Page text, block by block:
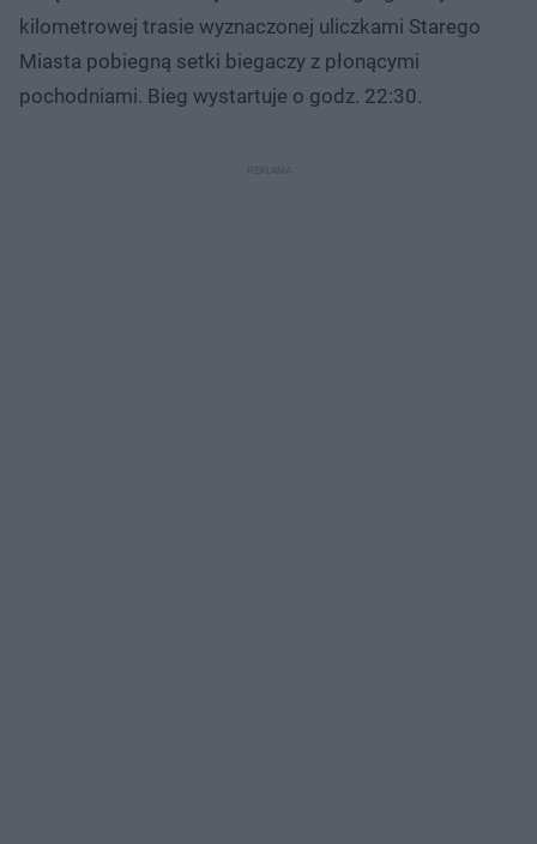
kilometrowej trasie wyznaczonej uliczkami Starego
Miasta pobiegną setki biegaczy z płonącymi
pochodniami. Bieg wystartuje o godz. 22:30.